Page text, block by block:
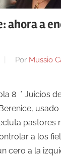
ahora a
Por Mussio
8 * Juicios
pastores
a los
cero a la